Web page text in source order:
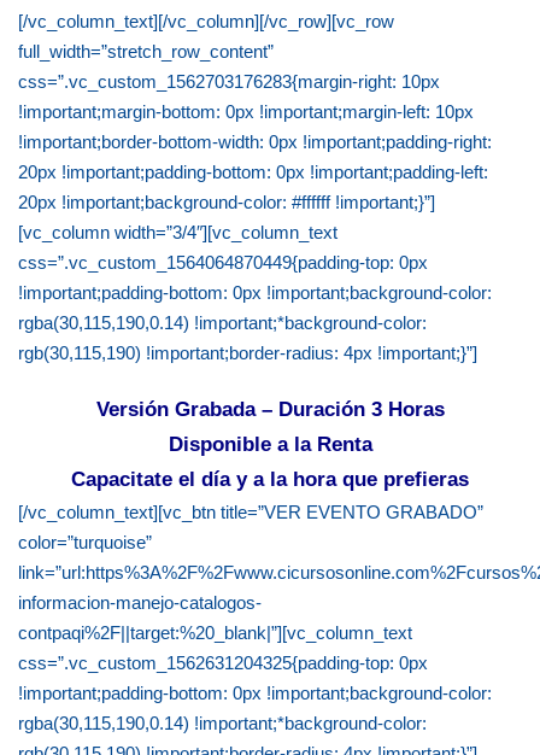
[/vc_column_text][/vc_column][/vc_row][vc_row
full_width=”stretch_row_content”
css=”.vc_custom_1562703176283{margin-right: 10px
!important;margin-bottom: 0px !important;margin-left: 10px
!important;border-bottom-width: 0px !important;padding-right:
20px !important;padding-bottom: 0px !important;padding-left:
20px !important;background-color: #ffffff !important;}”]
[vc_column width=”3/4″][vc_column_text
css=”.vc_custom_1564064870449{padding-top: 0px
!important;padding-bottom: 0px !important;background-color:
rgba(30,115,190,0.14) !important;*background-color:
rgb(30,115,190) !important;border-radius: 4px !important;}”]
Versión Grabada – Duración 3 Horas
Disponible a la Renta
Capacitate el día y a la hora que prefieras
[/vc_column_text][vc_btn title=”VER EVENTO GRABADO”
color=”turquoise”
informacion-manejo-catalogos-
contpaqi%2F||target:%20_blank|”][vc_column_text
css=”.vc_custom_1562631204325{padding-top: 0px
!important;padding-bottom: 0px !important;background-color:
rgba(30,115,190,0.14) !important;*background-color: